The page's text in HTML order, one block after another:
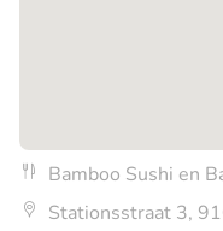
Bamboo Sushi en
Stationsstraat 3,